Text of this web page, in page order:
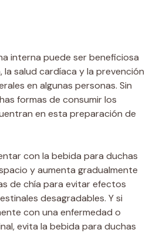
interna puede ser beneficiosa
la salud cardíaca y la prevención
en algunas personas. Sin
formas de consumir los
en esta preparación de
con la bebida para duchas
y aumenta gradualmente
de chía para evitar efectos
desagradables. Y si
con una enfermedad o
evita la bebida para duchas